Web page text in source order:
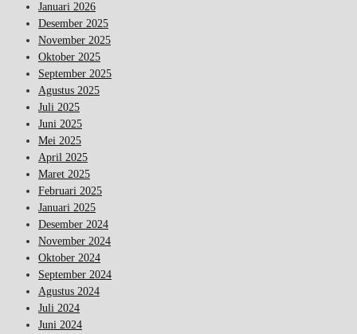
Januari 2026
Desember 2025
November 2025
Oktober 2025
September 2025
Agustus 2025
Juli 2025
Juni 2025
Mei 2025
April 2025
Maret 2025
Februari 2025
Januari 2025
Desember 2024
November 2024
Oktober 2024
September 2024
Agustus 2024
Juli 2024
Juni 2024